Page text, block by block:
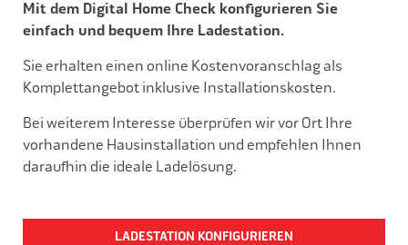
Mit dem Digital Home Check konfigurieren Sie
einfach und bequem Ihre Ladestation.
Sie erhalten einen online Kostenvoranschlag als
Komplettangebot inklusive Installationskosten.
Bei weiterem Interesse überprüfen wir vor Ort Ihre
vorhandene Hausinstallation und empfehlen Ihnen
daraufhin die ideale Ladelösung.
LADESTATION KONFIGURIEREN